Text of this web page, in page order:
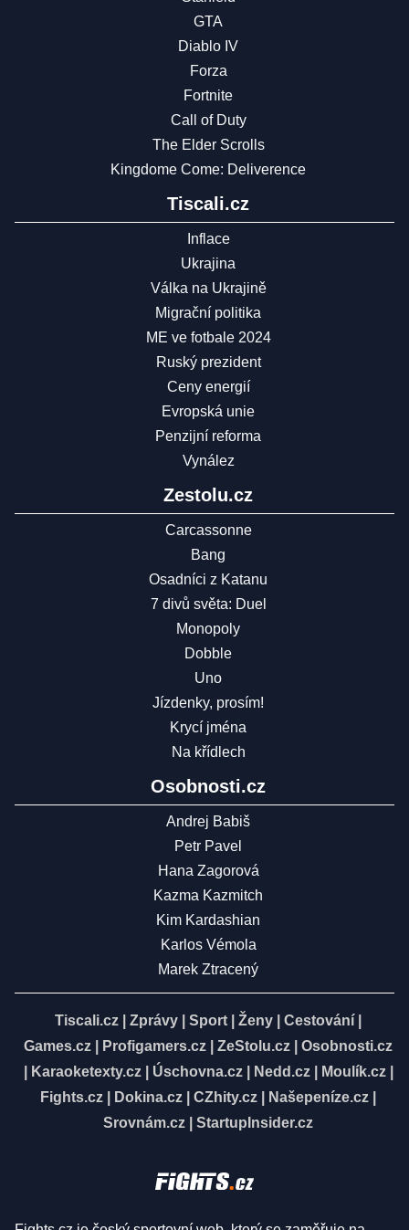
GTA
Diablo IV
Forza
Fortnite
Call of Duty
The Elder Scrolls
Kingdome Come: Deliverence
Tiscali.cz
Inflace
Ukrajina
Válka na Ukrajině
Migrační politika
ME ve fotbale 2024
Ruský prezident
Ceny energií
Evropská unie
Penzijní reforma
Vynález
Zestolu.cz
Carcassonne
Bang
Osadníci z Katanu
7 divů světa: Duel
Monopoly
Dobble
Uno
Jízdenky, prosím!
Krycí jména
Na křídlech
Osobnosti.cz
Andrej Babiš
Petr Pavel
Hana Zagorová
Kazma Kazmitch
Kim Kardashian
Karlos Vémola
Marek Ztracený
Tiscali.cz Zprávy Sport Ženy Cestování
Games.cz
Profigamers.cz ZeStolu.cz
Osobnosti.cz
Karaoketexty.cz| Úschovna.cz| Nedd.cz| Moulík.cz|
Fights.cz
Dokina.cz CZhity.cz Našepeníze.cz
Srovnám.cz
StartupInsider.cz